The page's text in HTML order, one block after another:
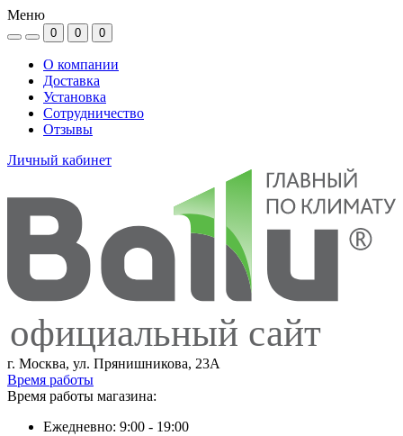
Меню
0 0 0
О компании
Доставка
Установка
Сотрудничество
Отзывы
Личный кабинет
официальный сайт
г. Москва, ул. Прянишникова, 23А
Время работы
Время работы магазина:
Ежедневно: 9:00 - 19:00